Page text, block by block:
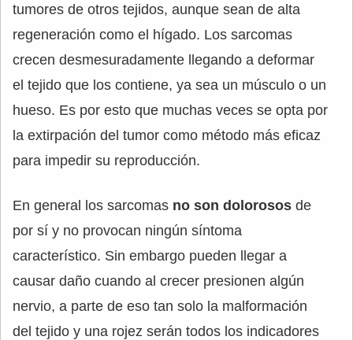
tumores de otros tejidos, aunque sean de alta
regeneración como el hígado. Los sarcomas
crecen desmesuradamente llegando a deformar
el tejido que los contiene, ya sea un músculo o un
hueso. Es por esto que muchas veces se opta por
la extirpación del tumor como método más eficaz
para impedir su reproducción.
En general los sarcomas no son dolorosos de
por sí y no provocan ningún síntoma
característico. Sin embargo pueden llegar a
causar daño cuando al crecer presionen algún
nervio, a parte de eso tan solo la malformación
del tejido y una rojez serán todos los indicadores